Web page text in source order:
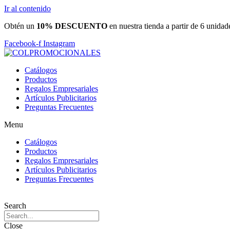
Ir al contenido
Obtén un 10% DESCUENTO en nuestra tienda a partir de 6
Facebook-f Instagram
Catálogos
Productos
Regalos Empresariales
Artículos Publicitarios
Preguntas Frecuentes
Menu
Catálogos
Productos
Regalos Empresariales
Artículos Publicitarios
Preguntas Frecuentes
Search
Close